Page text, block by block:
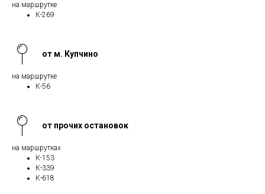
на маршрутке
К-269
от м. Купчино
на маршрутке
К-56
от прочих остановок
на маршрутках
К-153
К-339
К-618